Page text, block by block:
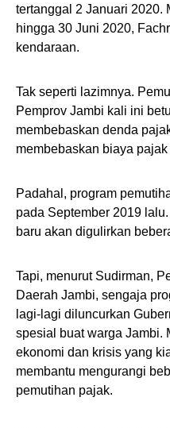
tertanggal 2 Januari 2020.
hingga 30 Juni 2020,
kendaraan.
Tak seperti lazimnya.
Pemprov Jambi kali ini
membebaskan denda
membebaskan biaya
Padahal, program
pada September 2019
baru akan digulirkan
Tapi, menurut Sudirman,
Daerah Jambi, sengaja
lagi-lagi diluncurkan
spesial buat warga Jambi.
ekonomi dan krisis yang
membantu mengurangi
pemutihan pajak.